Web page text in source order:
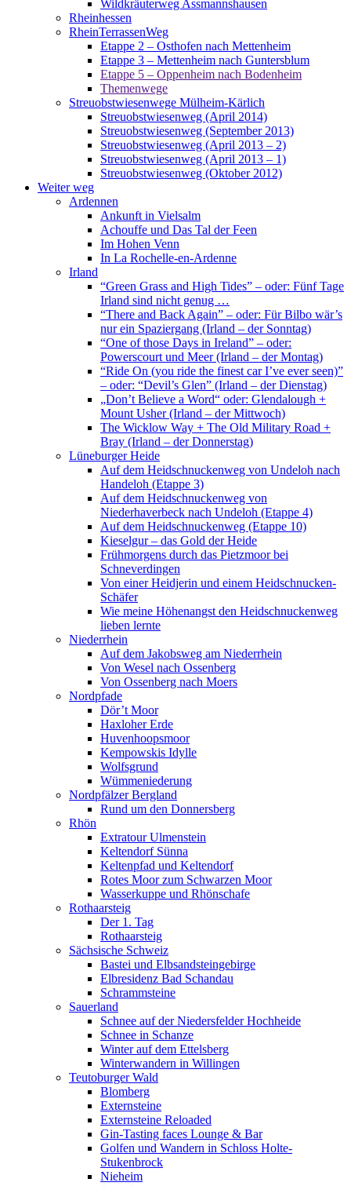
Wildkräuterweg Assmannshausen
Rheinhessen
RheinTerrassenWeg
Etappe 2 – Osthofen nach Mettenheim
Etappe 3 – Mettenheim nach Guntersblum
Etappe 5 – Oppenheim nach Bodenheim
Themenwege
Streuobstwiesenwege Mülheim-Kärlich
Streuobstwiesenweg (April 2014)
Streuobstwiesenweg (September 2013)
Streuobstwiesenweg (April 2013 – 2)
Streuobstwiesenweg (April 2013 – 1)
Streuobstwiesenweg (Oktober 2012)
Weiter weg
Ardennen
Ankunft in Vielsalm
Achouffe und Das Tal der Feen
Im Hohen Venn
In La Rochelle-en-Ardenne
Irland
“Green Grass and High Tides” – oder: Fünf Tage
Irland sind nicht genug …
“There and Back Again” – oder: Für Bilbo wär’s
nur ein Spaziergang (Irland – der Sonntag)
“One of those Days in Ireland” – oder:
Powerscourt und Meer (Irland – der Montag)
“Ride On (you ride the finest car I’ve ever seen)”
– oder: “Devil’s Glen” (Irland – der Dienstag)
„Don’t Believe a Word“ oder: Glendalough +
Mount Usher (Irland – der Mittwoch)
The Wicklow Way + The Old Military Road +
Bray (Irland – der Donnerstag)
Lüneburger Heide
Auf dem Heidschnuckenweg von Undeloh nach
Handeloh (Etappe 3)
Auf dem Heidschnuckenweg von
Niederhaverbeck nach Undeloh (Etappe 4)
Auf dem Heidschnuckenweg (Etappe 10)
Kieselgur – das Gold der Heide
Frühmorgens durch das Pietzmoor bei
Schneverdingen
Von einer Heidjerin und einem Heidschnucken-
Schäfer
Wie meine Höhenangst den Heidschnuckenweg
lieben lernte
Niederrhein
Auf dem Jakobsweg am Niederrhein
Von Wesel nach Ossenberg
Von Ossenberg nach Moers
Nordpfade
Dör’t Moor
Haxloher Erde
Huvenhoopsmoor
Kempowskis Idylle
Wolfsgrund
Wümmeniederung
Nordpfälzer Bergland
Rund um den Donnersberg
Rhön
Extratour Ulmenstein
Keltendorf Sünna
Keltenpfad und Keltendorf
Rotes Moor zum Schwarzen Moor
Wasserkuppe und Rhönschafe
Rothaarsteig
Der 1. Tag
Rothaarsteig
Sächsische Schweiz
Bastei und Elbsandsteingebirge
Elbresidenz Bad Schandau
Schrammsteine
Sauerland
Schnee auf der Niedersfelder Hochheide
Schnee in Schanze
Winter auf dem Ettelsberg
Winterwandern in Willingen
Teutoburger Wald
Blomberg
Externsteine
Externsteine Reloaded
Gin-Tasting faces Lounge & Bar
Golfen und Wandern in Schloss Holte-
Stukenbrock
Nieheim